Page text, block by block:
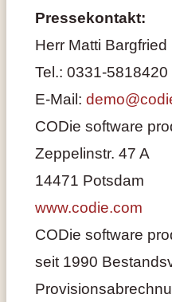
Pressekontakt:
Herr Matti Bargfried
Tel.: 0331-5818420
E-Mail:
CODie software
Zeppelinstr. 47 A
14471 Potsdam
www.codie.com
CODie software
seit 1990